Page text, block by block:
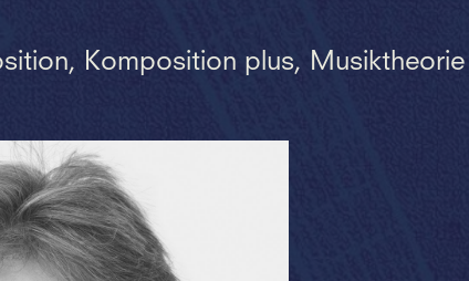
Komposition plus, Musiktheorie